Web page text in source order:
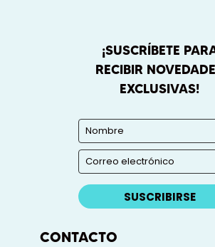
¡SUSCRÍBETE
RECIBIR
EXCLUSIVAS!
SUSCRIBIRSE
CONTACTO